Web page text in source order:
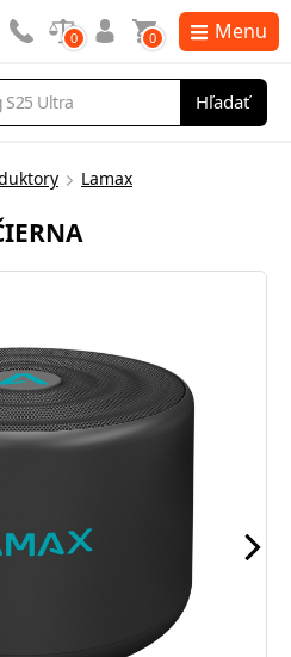
Hľadať
0 0 Menu
Lamax